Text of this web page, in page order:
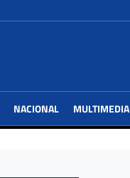
NACIONAL MULTIMEDIA